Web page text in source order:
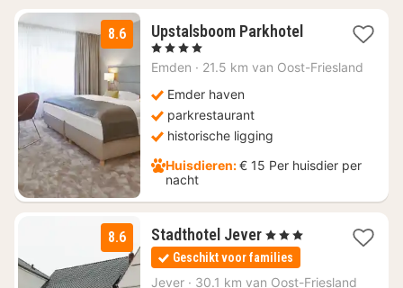
8.6 Upstalsboom Parkhotel1
vanaf
, 4 Sterren
Emden · 21.5 km van Oost-Friesland
Emder haven
parkrestaurant
historische ligging
Huisdieren:€ 15 Per huisdier per
nacht
8.6 Stadthotel Jever2
nachten
vanaf
€
, 3 Sterren
Geschikt voor families
Jever · 30.1 km van Oost-Friesland